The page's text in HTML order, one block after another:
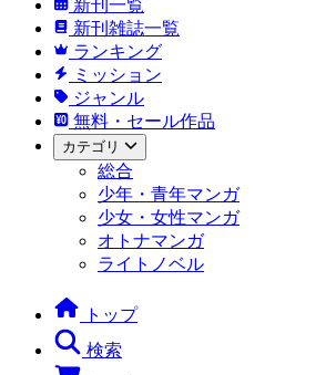
新刊一覧
新刊雑誌一覧
ランキング
ミッション
ジャンル
無料・セール作品
カテゴリ
総合
少年・青年マンガ
少女・女性マンガ
オトナマンガ
ライトノベル
トップ
検索